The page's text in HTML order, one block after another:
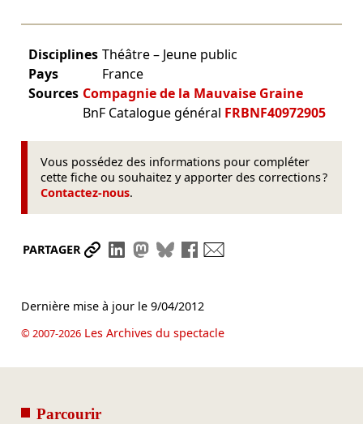
Disciplines Théâtre – Jeune public
Pays
France
Sources Compagnie de la Mauvaise Graine
BnF Catalogue général FRBNF40972905
Vous possédez des informations pour compléter
cette fiche ou souhaitez y apporter des corrections ?
Contactez-nous.
PARTAGER Partager le lien
Partager sur LinkedIn
Partager sur Mastodon
Partager sur Bluesky
Partager sur Facebook
Dernière mise à jour le 9/04/2012
© 2007-2026Les Archives du spectacle
Parcourir